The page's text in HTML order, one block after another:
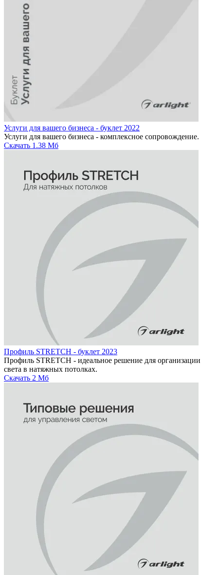
Услуги для вашего бизнеса - буклет 2022
Услуги для вашего бизнеса - комплексное сопровождение.
Скачать 1.38 Мб
Профиль STRETCH - буклет 2023
Профиль STRETCH - идеальное решение для организации
света в натяжных потолках.
Скачать 2 Мб